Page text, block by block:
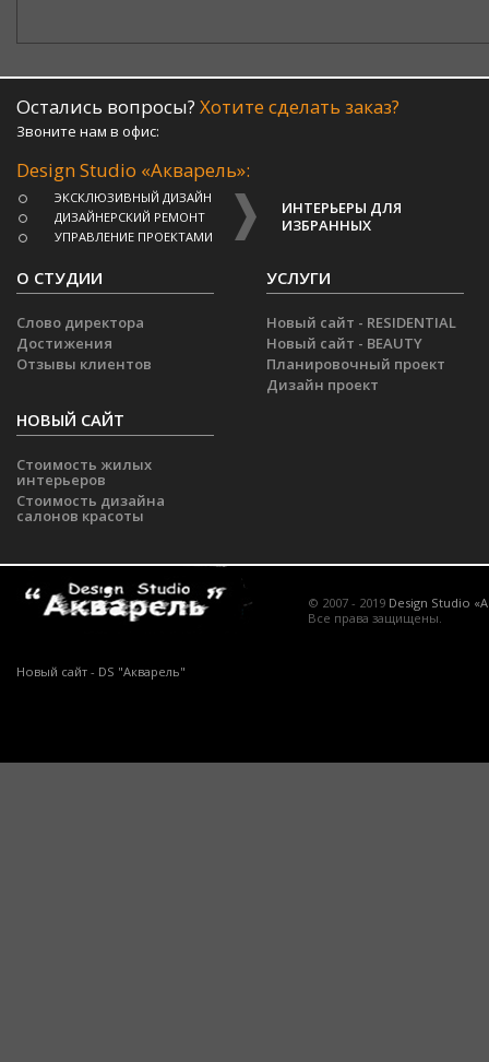
Остались вопросы? Хотите сделать заказ?
Звоните нам в офис:
Design Studio «Акварель»:
ЭКСКЛЮЗИВНЫЙ ДИЗАЙН
ДИЗАЙНЕРСКИЙ РЕМОНТ
УПРАВЛЕНИЕ ПРОЕКТАМИ
ИНТЕРЬЕРЫ ДЛЯ
ИЗБРАННЫХ
О СТУДИИ
Слово директора
Достижения
Отзывы клиентов
УСЛУГИ
Новый сайт - RESIDENTIAL
Новый сайт - BEAUTY
Планировочный проект
Дизайн проект
НОВЫЙ САЙТ
Стоимость жилых
интерьеров
Стоимость дизайна
салонов красоты
© 2007 - 2019 Design Studio
Все права защищены.
Новый сайт - DS "Акварель"